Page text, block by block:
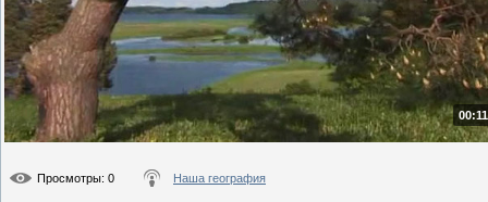
Просмотры: 0 Наша география